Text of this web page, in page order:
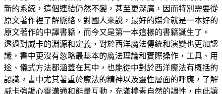
新的系統，這個連結仍然不變，甚至更深廣，因而特別需要從
原文著作裡了解脈絡。對國人來說，最好的媒介就是一本好的
原文著作的中譯書籍，而今又是第一本這樣的書籍誕生了。
透過對威卡的淵源和定義，對於西洋魔法傳統和演變也更加認
識，書中更沒有忽略最基本的魔法理論和實際操作，工具、用
途、儀式方法都涵蓋在其中，也能從中對於西洋魔法有概括的
認識。書中尤其著重於魔法的精神以及靈性層面的呼應，了解
威卡強調心靈溝通和能量互動，充滿樸素自然的調性，由此讓